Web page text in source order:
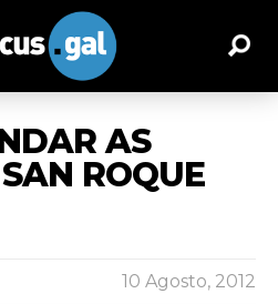
AS
ROQUE
10 Agosto, 2012